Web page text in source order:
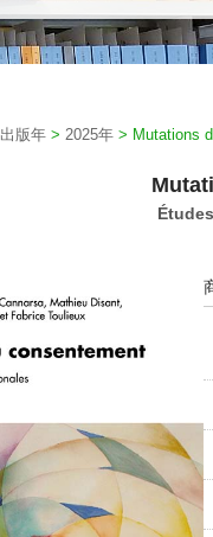
出版年 > 2025年 > Mutations